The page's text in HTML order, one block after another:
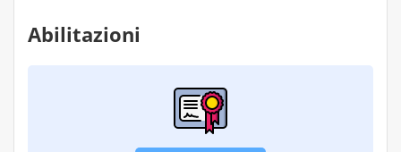
Abilitazioni